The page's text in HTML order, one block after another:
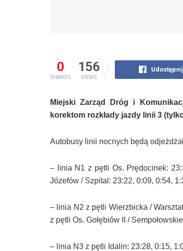
0
SHARES
156
VIEWS
Miejski Zarząd Dróg i
korektom rozkłady jazdy linii 3
Autobusy linii nocnych będą
– linia N1 z pętli Os. Prędocinek:
Józefów / Szpital: 23:22, 0:09, 0:54,
– linia N2 z pętli Wierzbicka /
z pętli Os. Gołębiów II /
– linia N3 z pętli Idalin: 23:28, 0:15,